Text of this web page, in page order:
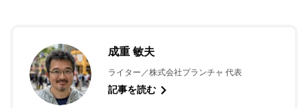
成重 敏夫
ライター／株式会社プランチャ 代表
記事を読む